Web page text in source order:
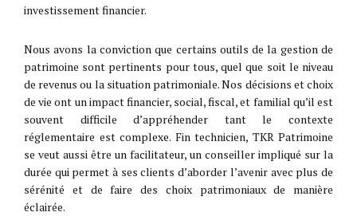
investissement financier.
Nous avons la conviction que certains outils de la gestion de
patrimoine sont pertinents pour tous, quel que soit le niveau
de revenus ou la situation patrimoniale. Nos décisions et choix
de vie ont un impact financier, social, fiscal, et familial qu’il est
souvent difficile d’appréhender tant le contexte
réglementaire est complexe. Fin technicien, TKR Patrimoine
se veut aussi être un facilitateur, un conseiller impliqué sur la
durée qui permet à ses clients d’aborder l’avenir avec plus de
sérénité et de faire des choix patrimoniaux de manière
éclairée.